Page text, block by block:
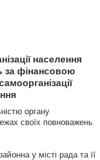
населення
за фінансовою
органу
своїх повноважень
у місті рада та її